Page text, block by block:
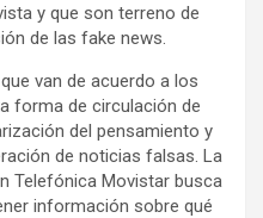
y que son terreno de
de las fake news.
van de acuerdo a los
forma de circulación de
del pensamiento y
de noticias falsas. La
Telefónica Movistar busca
información sobre qué